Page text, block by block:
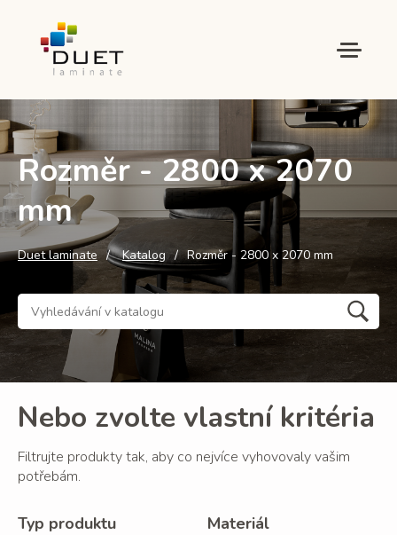
Rozměr - 2800 x 2070
mm
Duet laminate Katalog Rozměr - 2800 x 2070 mm
Nebo zvolte vlastní kritéria
Filtrujte produkty tak, aby co nejvíce vyhovovaly vašim
potřebám.
Typ produktu Materiál